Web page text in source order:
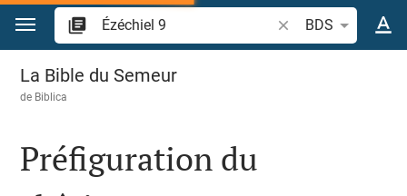
Aller vers contenu
Recherche d'un
BDS
Ézéchiel 9
La Bible du Semeur
de Biblica
Préfiguration du